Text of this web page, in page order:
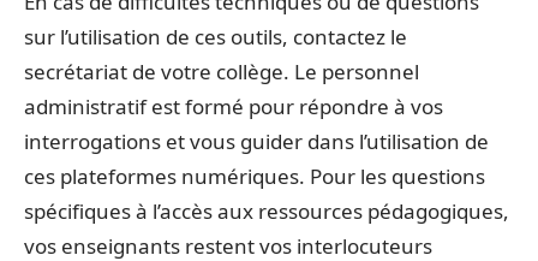
sur l’utilisation de ces outils, contactez le
secrétariat de votre collège. Le personnel
administratif est formé pour répondre à vos
interrogations et vous guider dans l’utilisation de
ces plateformes numériques. Pour les questions
spécifiques à l’accès aux ressources pédagogiques,
vos enseignants restent vos interlocuteurs